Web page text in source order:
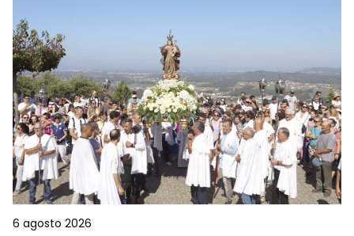
6 agosto 2026